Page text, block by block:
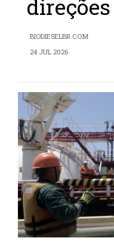
BIODIESELBR.COM
24 JUL 2026